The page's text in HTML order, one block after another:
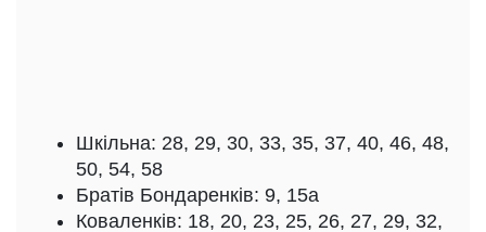
Шкільна: 28, 29, 30, 33, 35, 37, 40, 46, 48,
50, 54, 58
Братів Бондаренків: 9, 15а
Коваленків: 18, 20, 23, 25, 26, 27, 29, 32,